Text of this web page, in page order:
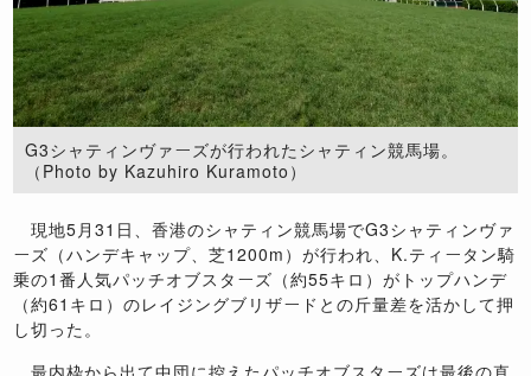
G3シャティンヴァーズが行われたシャティン競馬場。
（Photo by Kazuhiro Kuramoto）
現地5月31日、香港のシャティン競馬場でG3シャティンヴァ
ーズ（ハンデキャップ、芝1200m）が行われ、K.ティータン騎
乗の1番人気パッチオブスターズ（約55キロ）がトップハンデ
（約61キロ）のレイジングブリザードとの斤量差を活かして押
し切った。
最内枠から出て中団に控えたパッチオブスターズは最後の直